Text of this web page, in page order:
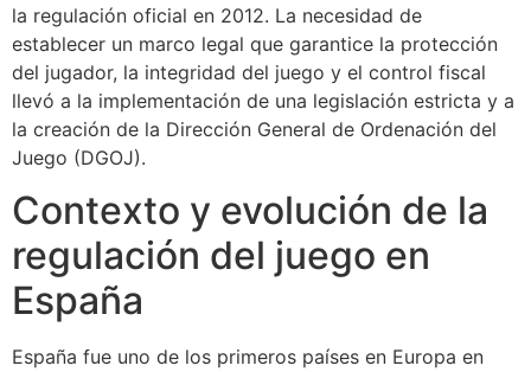
la regulación oficial en 2012. La necesidad de
establecer un marco legal que garantice la protección
del jugador, la integridad del juego y el control fiscal
llevó a la implementación de una legislación estricta y a
la creación de la Dirección General de Ordenación del
Juego (DGOJ).
Contexto y evolución de la
regulación del juego en
España
España fue uno de los primeros países en Europa en